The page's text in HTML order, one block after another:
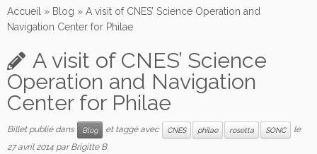
au
contenu
Accueil » Blog » A visit of CNES’ Science Operation and
Navigation Center for Philae
A visit of CNES’ Science
Operation and Navigation
Center for Philae
Billet publié dans Blog et taggé avec CNES philae rosetta SONC
le
27 avril 2014 parBrigitte B.